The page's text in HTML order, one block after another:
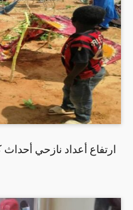
ارتفاع أعداد نازحي أحداث